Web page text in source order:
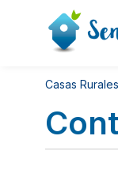
Casas Rurales